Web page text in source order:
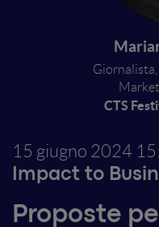
CTS
15 giugno 2024
Impact to
Proposte